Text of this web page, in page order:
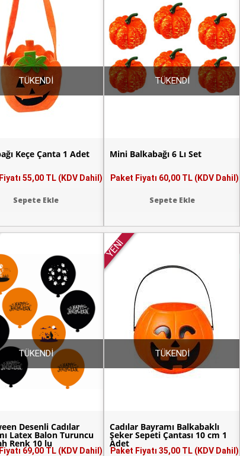
Keçe Çanta 1 Adet
55,00 TL (KDV Dahil)
Sepete Ekle
TÜKENDİ
Mini Balkabağı 6 Lı Set
Paket Fiyatı 60,00 TL (KDV Dahil)
Sepete Ekle
TÜKENDİ
Desenli Cadılar
Latex Balon Turuncu
Renk 10 lu
69,00 TL (KDV Dahil)
TÜKENDİ
YENİ
Cadılar Bayramı Balkabaklı
Şeker Sepeti Çantası 10 cm 1
Adet
Paket Fiyatı 35,00 TL (KDV Dahil)
TÜKENDİ